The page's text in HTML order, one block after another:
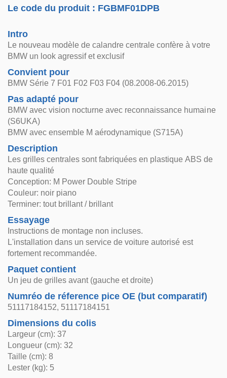
Le code du produit : FGBMF01DPB
Intro
Le nouveau modèle de calandre centrale confère à votre
BMW un look agressif et exclusif
Convient pour
BMW Série 7 F01 F02 F03 F04 (08.2008-06.2015)
Pas adapté pour
BMW avec vision nocturne avec reconnaissance humaine
(S6UKA)
BMW avec ensemble M aérodynamique (S715A)
Description
Les grilles centrales sont fabriquées en plastique ABS de
haute qualité
Conception: M Power Double Stripe
Couleur: noir piano
Terminer: tout brillant / brillant
Essayage
Instructions de montage non incluses.
L'installation dans un service de voiture autorisé est
fortement recommandée.
Paquet contient
Un jeu de grilles avant (gauche et droite)
Numréo de réference pice OE (but comparatif)
51117184152, 51117184151
Dimensions du colis
Largeur (cm): 37
Longueur (cm): 32
Taille (cm): 8
Lester (kg): 5